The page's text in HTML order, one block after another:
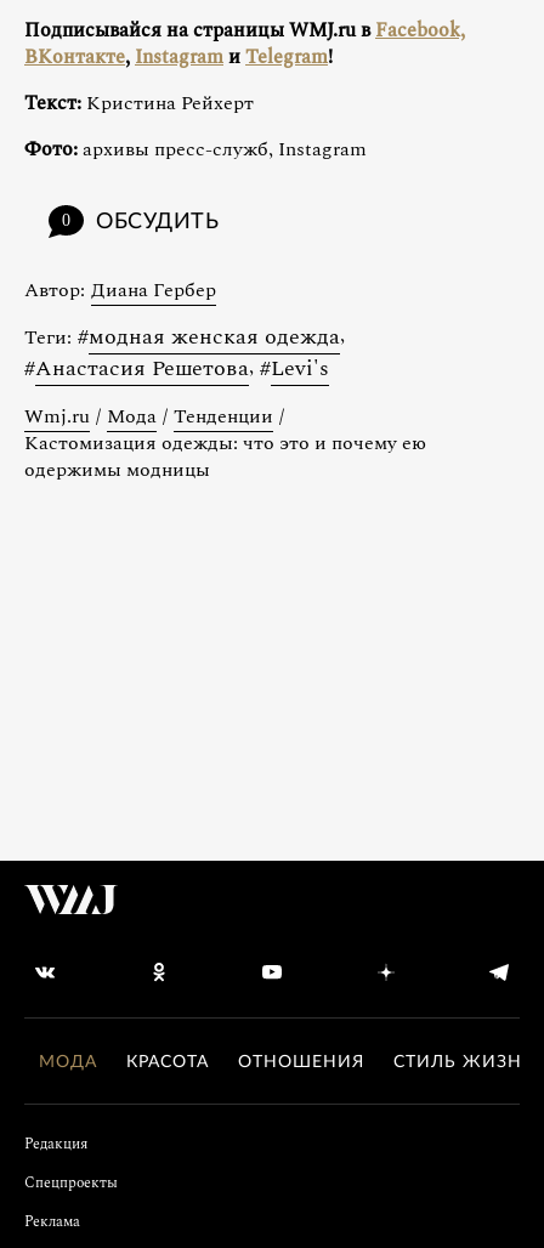
Подписывайся на страницы WMJ.ru вFacebook,
ВКонтакте, InstagramиTelegram!
Текст: Кристина Рейхерт
Фото:архивы пресс-служб, Instagram
0 ОБСУДИТЬ
Автор: Диана Гербер
Теги: #модная женская одежда,
#Анастасия Решетова, #Levi's
Wmj.ru / Мода / Тенденции /
Кастомизация одежды: что это и почему ею
одержимы модницы
МОДА КРАСОТА ОТНОШЕНИЯ СТИЛЬ ЖИЗНИ
Редакция
Спецпроекты
Реклама